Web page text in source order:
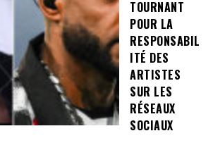
TOURNANT
POUR LA
RESPONSABIL
ITÉ DES
ARTISTES
SUR LES
RÉSEAUX
SOCIAUX